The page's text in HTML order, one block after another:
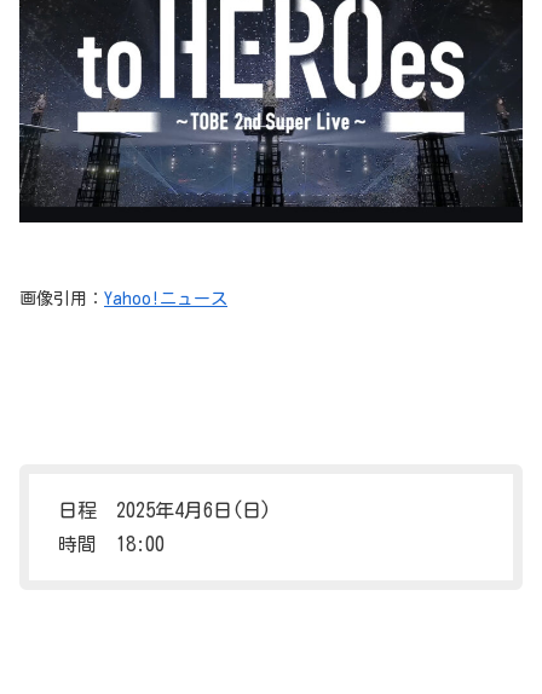
画像引用： Yahoo!ニュース
日程 2025年4月6日(日)
時間 18:00